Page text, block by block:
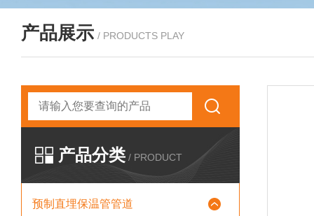
产品展示 / PRODUCTS PLAY
产品分类 / PRODUCT
预制直埋保温管管道